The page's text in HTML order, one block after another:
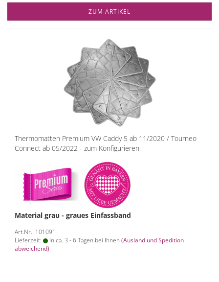
ZUM ARTIKEL
Thermomatten Premium VW Caddy 5 ab 11/2020 / Tourneo
Connect ab 05/2022 - zum Konfigurieren
Material grau - graues Einfassband
Art.Nr.: 101091
Lieferzeit:
In ca. 3 - 6 Tagen bei Ihnen (Ausland und Spedition
abweichend)